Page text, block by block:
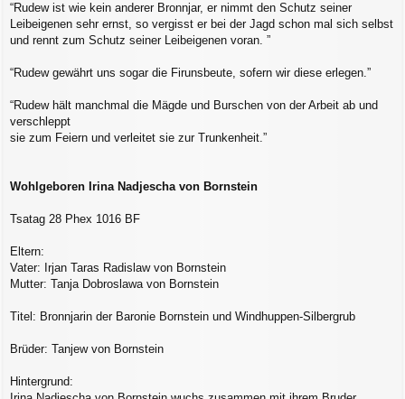
“Rudew ist wie kein anderer Bronnjar, er nimmt den Schutz seiner
Leibeigenen sehr ernst, so vergisst er bei der Jagd schon mal sich selbst
und rennt zum Schutz seiner Leibeigenen voran. ”
“Rudew gewährt uns sogar die Firunsbeute, sofern wir diese erlegen.”
“Rudew hält manchmal die Mägde und Burschen von der Arbeit ab und
verschleppt
sie zum Feiern und verleitet sie zur Trunkenheit.”
Wohlgeboren Irina Nadjescha von Bornstein
Tsatag 28 Phex 1016 BF
Eltern:
Vater: Irjan Taras Radislaw von Bornstein
Mutter: Tanja Dobroslawa von Bornstein
Titel: Bronnjarin der Baronie Bornstein und Windhuppen-Silbergrub
Brüder: Tanjew von Bornstein
Hintergrund: